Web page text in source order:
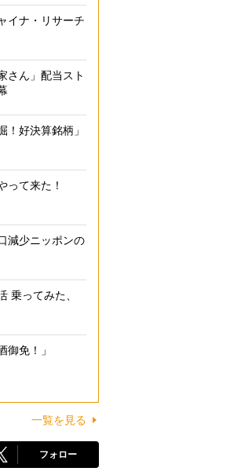
孫コストを抑える五か条
イナ・リサーチ
さん」配当スト
！好決算銘柄」
って来た！
減少ニッポンの
乗ってみた、
御免！」
一覧を見る
フォロー